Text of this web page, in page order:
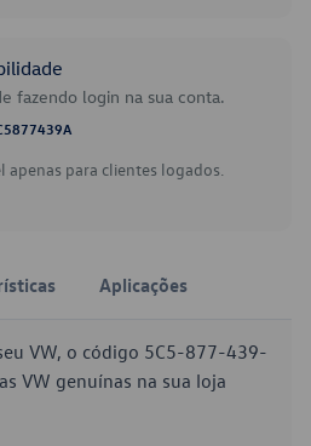
fazendo login na sua conta.
para clientes logados.
Aplicações
VW, o código 5C5-877-439-
VW genuínas na sua loja